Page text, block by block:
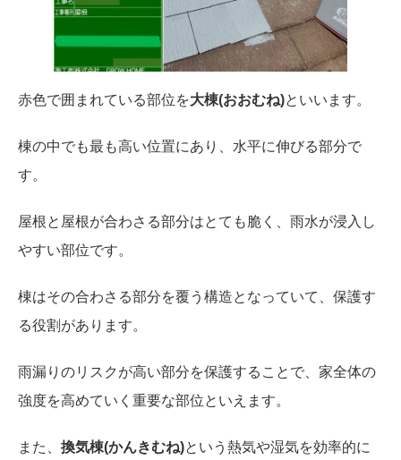
赤色で囲まれている部位を大棟(おおむね)といいます。
棟の中でも最も高い位置にあり、水平に伸びる部分で
す。
屋根と屋根が合わさる部分はとても脆く、雨水が浸入し
やすい部位です。
棟はその合わさる部分を覆う構造となっていて、保護す
る役割があります。
雨漏りのリスクが高い部分を保護することで、家全体の
強度を高めていく重要な部位といえます。
また、 換気棟(かんきむね)という熱気や湿気を効率的に